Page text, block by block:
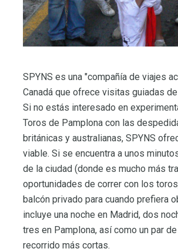
SPYNS es una "compañía de viajes
Canadá que ofrece visitas guiadas
Si no estás interesado en
Toros de Pamplona con las
británicas y australianas, SPYNS
viable. Si se encuentra a unos
de la ciudad (donde es mucho más
oportunidades de correr con los
balcón privado para cuando prefiera
incluye una noche en Madrid, dos
tres en Pamplona, ​​así como un par
recorrido más cortas.